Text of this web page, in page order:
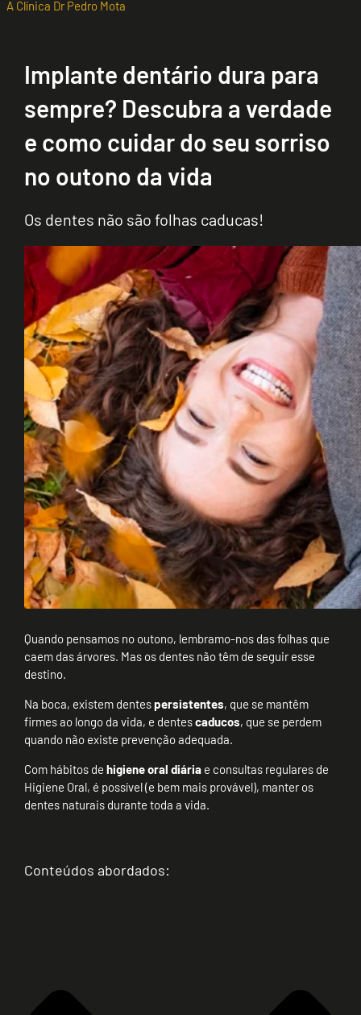
A Clínica Dr Pedro Mota
Implante dentário dura para
sempre? Descubra a verdade
e como cuidar do seu sorriso
no outono da vida
Os dentes não são folhas caducas!
Quando pensamos no outono, lembramo-nos das folhas que
caem das árvores. Mas os dentes não têm de seguir esse
destino.
Na boca, existem dentespersistentes, que se mantêm
firmes ao longo da vida, e dentescaducos, que se perdem
quando não existe prevenção adequada.
Com hábitos de higiene oral diáriae consultas regulares de
Higiene Oral, é possível (e bem mais provável), manter os
dentes naturais durante toda a vida.
Conteúdos abordados: